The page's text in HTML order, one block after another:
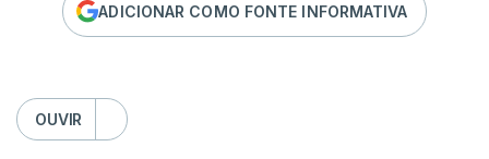
ADICIONAR COMO FONTE INFORMATIVA
OUVIR